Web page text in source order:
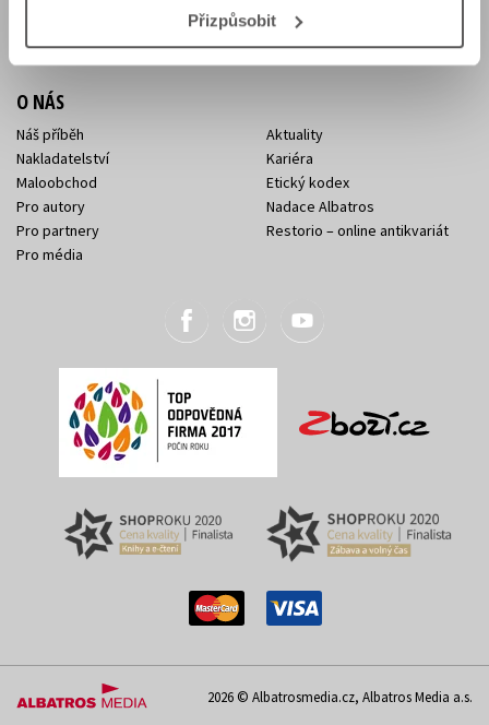
Přizpůsobit
Sídlo společnosti
Kontakty Albatros Media
O NÁS
Náš příběh
Nakladatelství
Maloobchod
Pro autory
Pro partnery
Pro média
Aktuality
Kariéra
Etický kodex
Nadace Albatros
Restorio – online antikvariát
2026 © Albatrosmedia.cz, Albatros Media a.s.